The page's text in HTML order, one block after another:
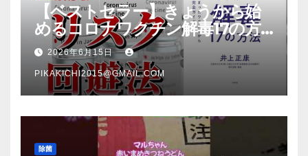
【ベストセラー】きょうから始
めるコロナワクチン解毒17の方
法【本要約】
2026年6月15日
PIKAKICHI2015@GMAIL.COM
除菌